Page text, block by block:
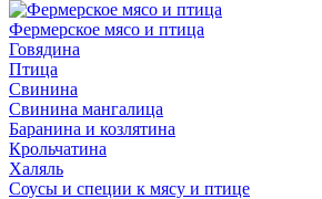
Фермерское мясо и птица
Говядина
Птица
Свинина
Свинина мангалица
Баранина и козлятина
Крольчатина
Халяль
Соусы и специи к мясу и птице